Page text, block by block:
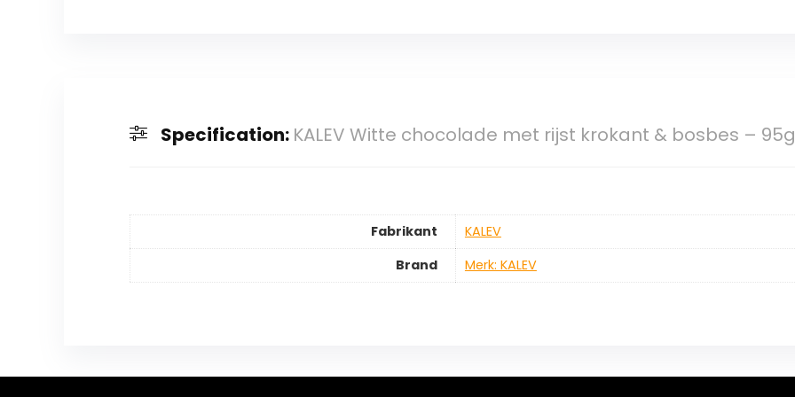
Specification: KALEV Witte chocolade met rijst krokant & bosbes – 95g
Fabrikant
‎KALEV
Brand
Merk: KALEV